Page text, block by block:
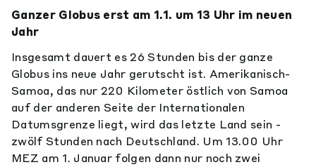
Ganzer Globus erst am 1.1. um 13 Uhr im neuen
Jahr
Insgesamt dauert es 26 Stunden bis der ganze
Globus ins neue Jahr gerutscht ist. Amerikanisch-
Samoa, das nur 220 Kilometer östlich von Samoa
auf der anderen Seite der Internationalen
Datumsgrenze liegt, wird das letzte Land sein -
zwölf Stunden nach Deutschland. Um 13.00 Uhr
MEZ am 1. Januar folgen dann nur noch zwei